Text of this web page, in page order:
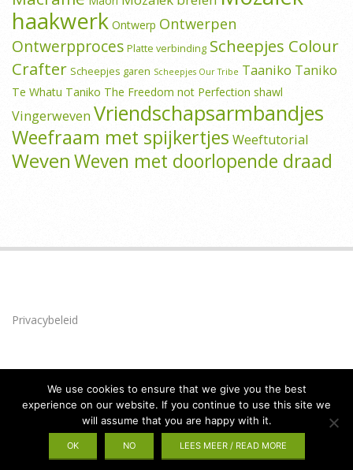
haakwerk Ontwerp Ontwerpen
Ontwerpproces Platte verbinding Scheepjes Colour
Crafter Scheepjes garen Scheepjes Our Tribe Taaniko Taniko
Te Whatu Taniko The Freedom not Perfection shawl
Vingerweven Vriendschapsarmbandjes
Weefraam met spijkertjes Weeftutorial
WevenWeven met doorlopende draad
Privacybeleid
Privacybeleid Designed using Brigsby. Powered byWordPress
We use cookies to ensure that we give you the best
experience on our website. If you continue to use this site we
will assume that you are happy with it.
OK NO LEES MEER / READ MORE